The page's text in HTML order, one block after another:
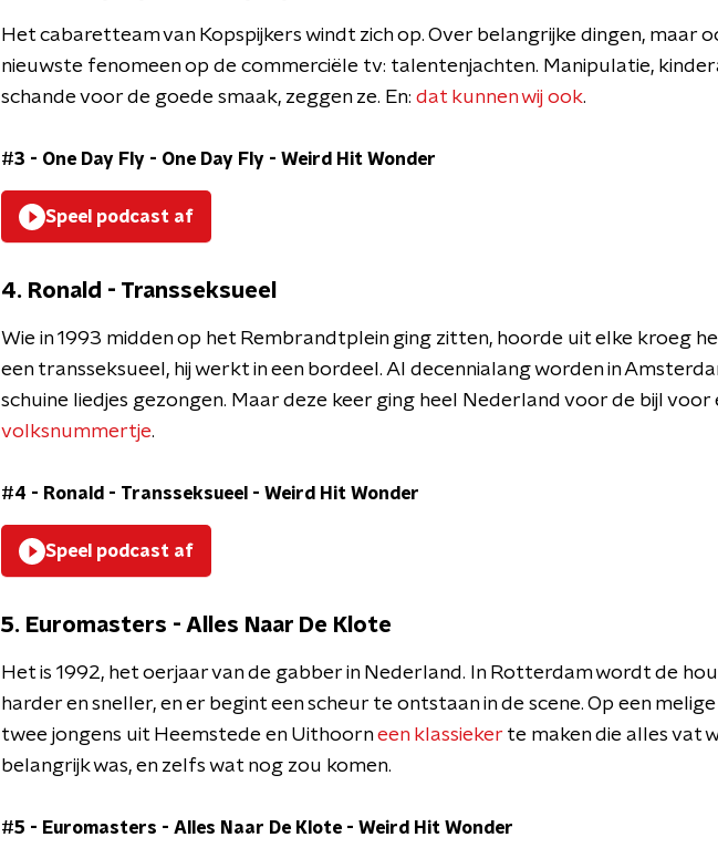
Het cabaretteam van Kopspijkers windt zich op. Over belangrijke dingen, maar
nieuwste fenomeen op de commerciële tv: talentenjachten. Manipulatie,
schande voor de goede smaak, zeggen ze. En: dat kunnen wij ook.
#3 - One Day Fly - One Day Fly - Weird Hit Wonder
Speel podcast af
4. Ronald - Transseksueel
Wie in 1993 midden op het Rembrandtplein ging zitten, hoorde uit elke kroeg
een transseksueel, hij werkt in een bordeel. Al decennialang worden in
schuine liedjes gezongen. Maar deze keer ging heel Nederland voor de bijl voor
volksnummertje.
#4 - Ronald - Transseksueel - Weird Hit Wonder
Speel podcast af
5. Euromasters - Alles Naar De Klote
Het is 1992, het oerjaar van de gabber in Nederland. In Rotterdam wordt de
harder en sneller, en er begint een scheur te ontstaan in de scene. Op een
twee jongens uit Heemstede en Uithoorneen klassieker te maken die alles vat
belangrijk was, en zelfs wat nog zou komen.
#5 - Euromasters - Alles Naar De Klote - Weird Hit Wonder